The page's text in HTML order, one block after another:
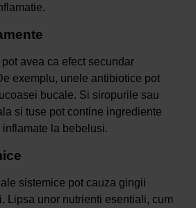
avea ca efect secundar
exemplu, unele antibiotice pot
bucale. Si siropurile sau
si tuse pot contine ingrediente
la bebelusi.
sistemice pot cauza gingii
.
Lipsa unor nutrienti esentiali, cum